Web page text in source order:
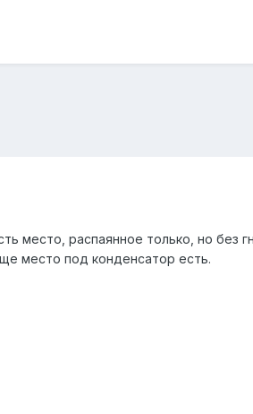
место, распаянное только, но без
место под конденсатор есть.